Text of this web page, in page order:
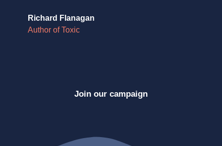
Richard Flanagan
Author of Toxic
Join our campaign